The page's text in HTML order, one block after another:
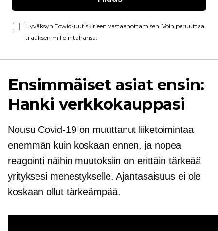
Hyväksyn Ecwid-uutiskirjeen vastaanottamisen. Voin peruuttaa
tilauksen milloin tahansa.
Ensimmäiset asiat ensin:
Hanki verkkokauppasi
Nousu Covid-19on muuttanut liiketoimintaa
enemmän kuin koskaan ennen, ja nopea
reagointi näihin muutoksiin on erittäin tärkeää
yrityksesi menestykselle. Ajantasaisuus ei ole
koskaan ollut tärkeämpää.